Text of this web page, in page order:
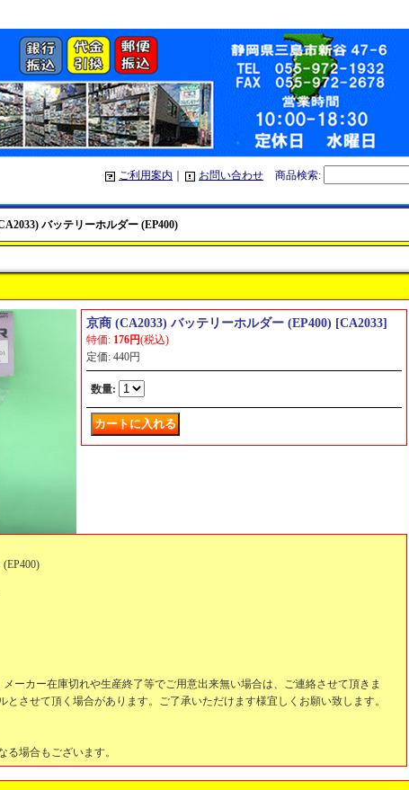
ご利用案内 お問い合わせ 商品検索:
バッテリーホルダー (EP400)
京商 (CA2033) バッテリーホルダー (EP400) [CA2033]
特価: 176円(税込)
定価: 440円
数量:
ーカー在庫切れや生産終了等でご用意出来無い場合は、ご連絡させて頂きま
とさせて頂く場合があります。ご了承いただけます様宜しくお願い致します。
場合もございます。